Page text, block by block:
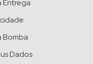
Entrega
Bomba
Dados